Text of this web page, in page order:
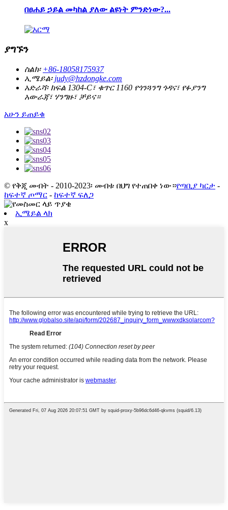
በፀሐይ ኃይል መካከል ያለው ልዩነት ምንድነው?...
ያግኙን
ስልክ፡ +86-18058175937
ኢሜይል፡ judy@hzdongke.com
አድራሻ፡ ክፍል 1304-C፣ ቁጥር 1160 የጎንጓንግ ጎዳና፣ የፉያንግ
አውራጃ፣ ሃንግዙ፣ ቻይና።
አሁን ይጠይቁ
© የቅጂ መብት - 2010-2023፡ መብቱ በህግ የተጠበቀ ነው።የጣቢያ ካርታ -
ከፍተኛ ጦማር - ከፍተኛ ፍለጋ
ኢሜይል ላክ
x